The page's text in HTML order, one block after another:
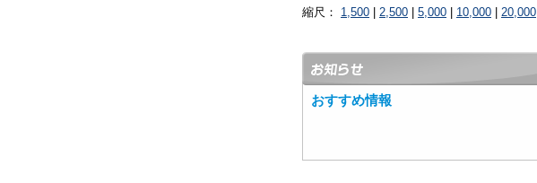
縮尺： 1,500 2,500 5,000 10,000 20,000
おすすめ情報